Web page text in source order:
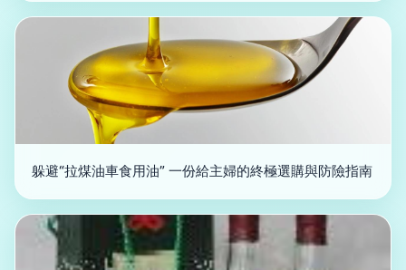
躲避“拉煤油車食用油” 一份給主婦的終極選購與防險指南